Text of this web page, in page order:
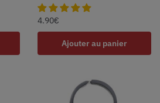
4.90€
Ajouter au panier